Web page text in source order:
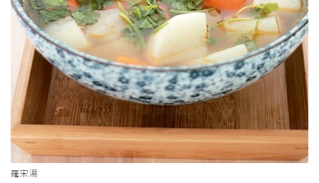
羅宋湯